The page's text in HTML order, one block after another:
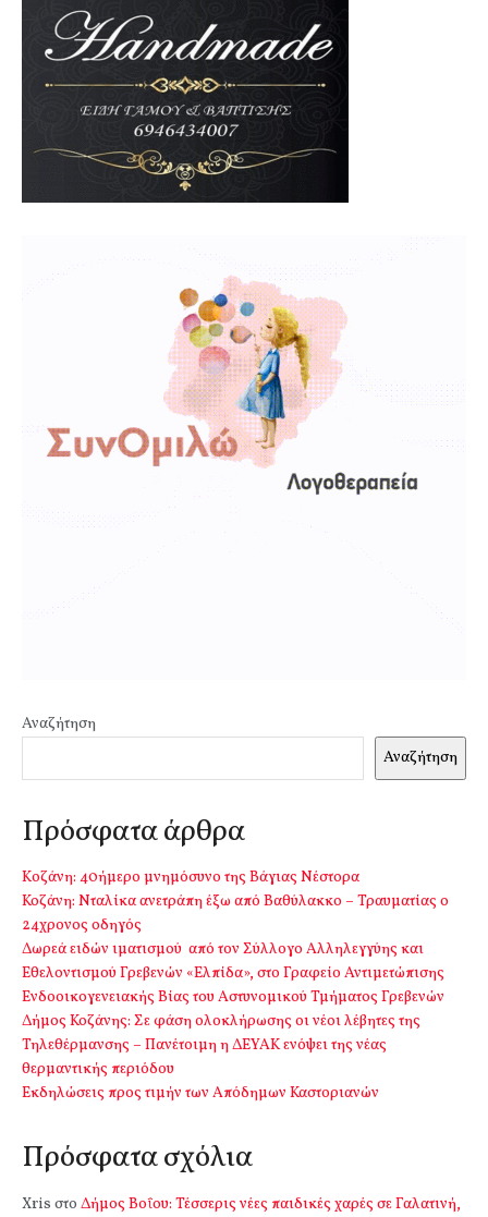
Αναζήτηση
Αναζήτηση
Πρόσφατα άρθρα
Kοζάνη: 40ήμερο μνημόσυνο της Βάγιας Νέστορα
Κοζάνη: Νταλίκα ανετράπη έξω από Βαθύλακκο – Τραυματίας ο
24χρονος οδηγός
Δωρεά ειδών ιματισμού από τον Σύλλογο Αλληλεγγύης και
Εθελοντισμού Γρεβενών «Ελπίδα», στο Γραφείο Αντιμετώπισης
Ενδοοικογενειακής Βίας του Αστυνομικού Τμήματος Γρεβενών
Δήμος Κοζάνης: Σε φάση ολοκλήρωσης οι νέοι λέβητες της
Τηλεθέρμανσης – Πανέτοιμη η ΔΕΥΑΚ ενόψει της νέας
θερμαντικής περιόδου
Εκδηλώσεις προς τιμήν των Απόδημων Καστοριανών
Πρόσφατα σχόλια
Xris στο Δήμος Βοΐου: Τέσσερις νέες παιδικές χαρές σε Γαλατινή,